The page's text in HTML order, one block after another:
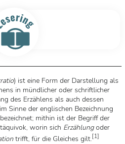
) ist eine Form der Darstellung als
in mündlicher oder schriftlicher
des Erzählens als auch dessen
Sinne der englischen Bezeichnung
mithin ist der Begriff der
worin sich Erzählungoder
trifft, für die Gleiches gilt.[1]